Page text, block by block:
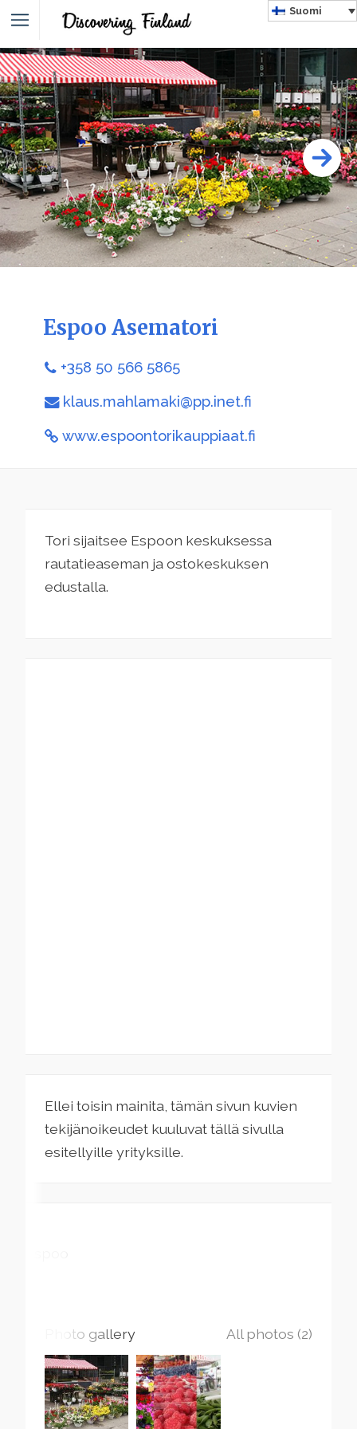
Suomi
Espoo Asematori
+358 50 566 5865
klaus.mahlamaki@pp.inet.fi
www.espoontorikauppiaat.fi
Tori sijaitsee Espoon keskuksessa
rautatieaseman ja ostokeskuksen
edustalla.
Ellei toisin mainita, tämän sivun kuvien
tekijänoikeudet kuuluvat tällä sivulla
esitellyille yrityksille.
Photo gallery All photos (2)